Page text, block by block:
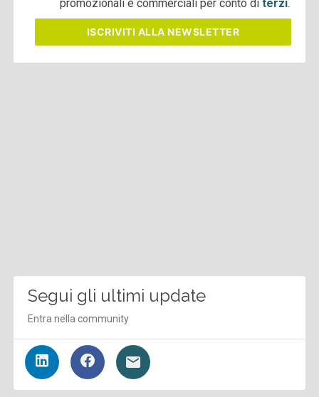
promozionali e commerciali per conto diterzi.
ISCRIVITI ALLA NEWSLETTER
Segui gli ultimi update
Entra nella community